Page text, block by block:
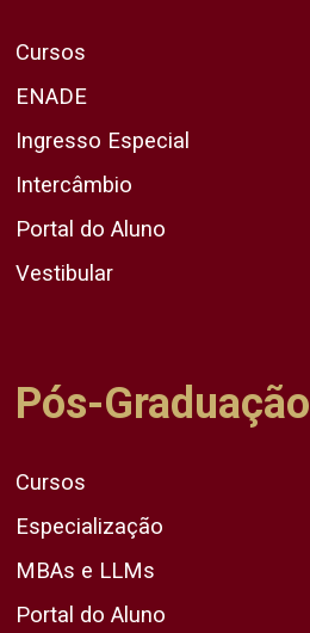
Cursos
ENADE
Ingresso Especial
Intercâmbio
Portal do Aluno
Vestibular
Pós-Graduação
Cursos
Especialização
MBAs e LLMs
Portal do Aluno